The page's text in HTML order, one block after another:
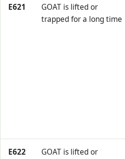
E621
GOAT is lifted or
trapped for a long time
E622
GOAT is lifted or